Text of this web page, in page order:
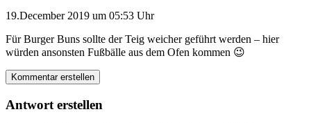
19.December 2019 um 05:53 Uhr
Für Burger Buns sollte der Teig weicher geführt werden – hier
würden ansonsten Fußbälle aus dem Ofen kommen 😉
Kommentar erstellen
Antwort erstellen